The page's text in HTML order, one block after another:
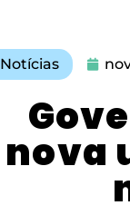
Notícias
nova